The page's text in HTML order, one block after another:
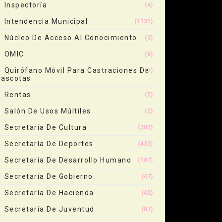
Inspectoría (4)
Intendencia Municipal (1131)
Núcleo De Acceso Al Conocimiento (3)
OMIC (6)
Quirófano Móvil Para Castraciones De(1)
Rentas (5)
Salón De Usos Múltiles (5)
Secretaría De Cultura (203)
Secretaría De Deportes (433)
Secretaría De Desarrollo Humano (187)
Secretaría De Gobierno (47)
Secretaría De Hacienda (42)
Secretaría De Juventud (87)